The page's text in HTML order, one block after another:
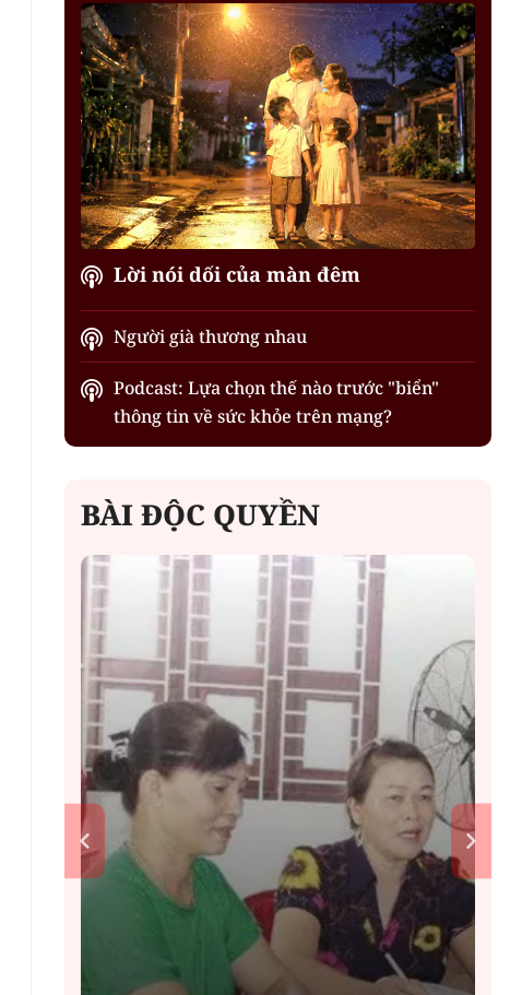
Lời nói dối của màn đêm
Người già thương nhau
Podcast: Lựa chọn thế nào trước "biển"
thông tin về sức khỏe trên mạng?
BÀI ĐỘC QUYỀN